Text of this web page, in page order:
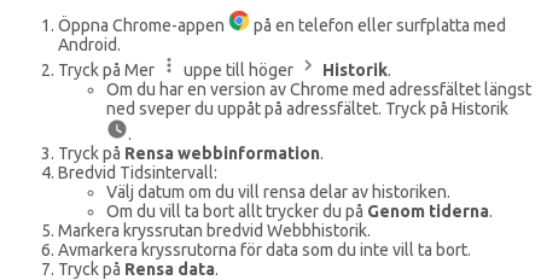
Öppna Chrome-appen
på en telefon eller surfplatta med
Android.
Tryck på Mer
uppe till höger Historik.
Om du har en version av Chrome med adressfältet längst
ned sveper du uppåt på adressfältet. Tryck på Historik
.
Tryck på Rensa webbinformation.
Bredvid Tidsintervall:
Välj datum om du vill rensa delar av historiken.
Om du vill ta bort allt trycker du på Genom tiderna.
Markera kryssrutan bredvid Webbhistorik.
Avmarkera kryssrutorna för data som du inte vill ta bort.
Tryck på Rensa data.